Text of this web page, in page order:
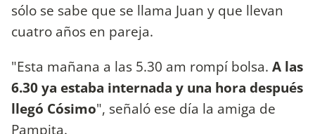
sólo se sabe que se llama Juan y que llevan
cuatro años en pareja.
"Esta mañana a las 5.30 am rompí bolsa. A las
6.30 ya estaba internada y una hora después
llegó Cósimo", señaló ese día la amiga de
Pampita.